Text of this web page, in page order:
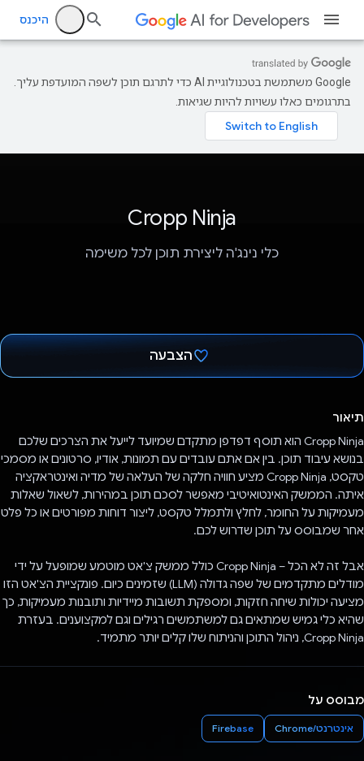
היכנס
‫Google משתמשת בטכנולוגיית AI כדי לתרגם תוכן לשפה המועדפת עליך.
בתרגומים כאלו עשויות להיות שגיאות.
Cropp Ninja
כלי נינג'ה ליצירת תוכן לכל משימה
הצבעה
תיאור
Cropp Ninja הוא תוסף דפדפן מתקדם שמיועד לייעל את הצרכים שלכם
בנושא עיבוד תוכן. בין אם אתם עובדים עם תמונות, אודיו, סרטונים או מסמכי
טקסט, Cropp Ninja מציע חוויה חלקה של העלאה של מדיה ואינטראקציה
איתה. הממשק האינטואיטיבי מאפשר לסכם תוכן במהירות, לשאול שאלות
מעמיקות על החומר, לחלץ ולתמלל טקסט, ליצור דוחות מפורטים או כל פלט
אחר שמבוסס על תוכן שדרוש לכם.
אבל זה לא הכל – Cropp Ninja כולל ממשק צ'אט מוטמע שמופעל על ידי
מודלים מתקדמים של שפה גדולה (LLM) שזמינים כיום. פונקציית הצ'אט הזו
מציעה יכולות שיחה חזקות, ומספקת תשובות מיידיות ותובנות מעמיקות, כך
שהיא כלי גמיש שמתאים גם למשתמשים רגילים וגם למקצוענים. בעזרת
Cropp Ninja, ניהול התוכן והניתוח שלו קלים יותר מתמיד.
מבוסס על
אינטרנט/Chrome Firebase